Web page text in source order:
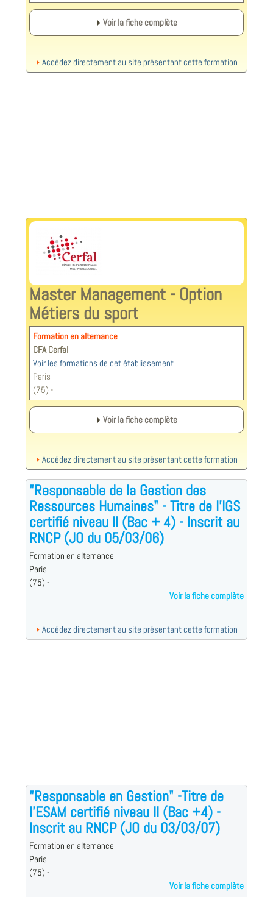
Voir la fiche complète
Accédez directement au site présentant cette formation
Master Management - Option
Métiers du sport
Formation en alternance
CFA Cerfal
Voir les formations de cet établissement
Paris
(75) -
Voir la fiche complète
Accédez directement au site présentant cette formation
"Responsable de la Gestion des
Ressources Humaines" - Titre de l'IGS
certifié niveau II (Bac + 4) - Inscrit au
RNCP (JO du 05/03/06)
Formation en alternance
Paris
(75) -
Voir la fiche complète
Accédez directement au site présentant cette formation
"Responsable en Gestion" -Titre de
l'ESAM certifié niveau II (Bac +4) -
Inscrit au RNCP (JO du 03/03/07)
Formation en alternance
Paris
(75) -
Voir la fiche complète